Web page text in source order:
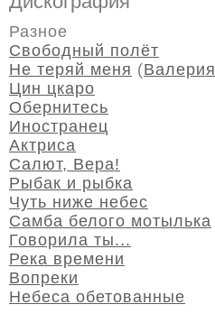
Разное
Свободный полёт
Не теряй меня (Валерия
Цин цкаро
Обернитесь
Иностранец
Актриса
Салют, Вера!
Рыбак и рыбка
Чуть ниже небес
Самба белого мотылька
Говорила ты...
Река времени
Вопреки
Небеса обетованные